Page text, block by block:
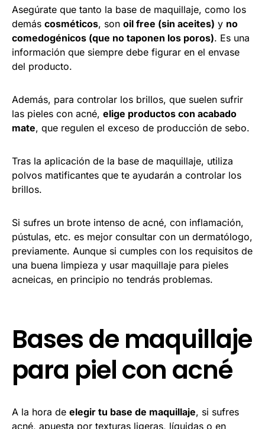
Asegúrate que tanto la base de maquillaje, como los
demás cosméticos, son oil free (sin aceites) y no
comedogénicos (que no taponen los poros). Es una
información que siempre debe figurar en el envase
del producto.
Además, para controlar los brillos, que suelen sufrir
las pieles con acné, elige productos con acabado
mate, que regulen el exceso de producción de sebo.
Tras la aplicación de la base de maquillaje, utiliza
polvos matificantes que te ayudarán a controlar los
brillos.
Si sufres un brote intenso de acné, con inflamación,
pústulas, etc. es mejor consultar con un dermatólogo,
previamente. Aunque si cumples con los requisitos de
una buena limpieza y usar maquillaje para pieles
acneicas, en principio no tendrás problemas.
Bases de maquillaje
para piel con acné
A la hora de elegir tu base de maquillaje, si sufres
acné, apuesta por texturas ligeras, líquidas o en